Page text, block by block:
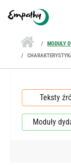
MODUŁY
Teksty
Moduły